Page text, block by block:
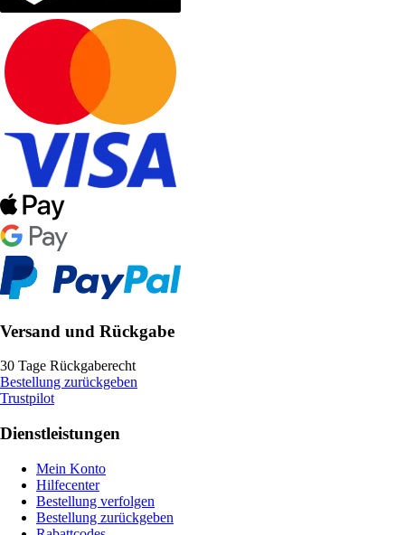
Versand und Rückgabe
30 Tage Rückgaberecht
Bestellung zurückgeben
Trustpilot
Dienstleistungen
Mein Konto
Hilfecenter
Bestellung verfolgen
Bestellung zurückgeben